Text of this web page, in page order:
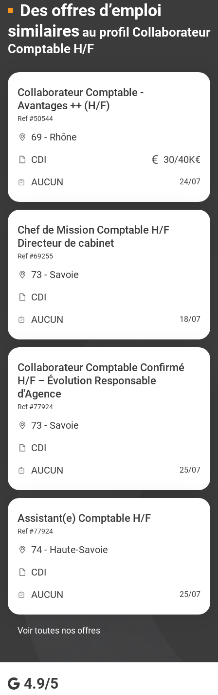
Des offres d’emploi
similaires au profil Collaborateur
Comptable H/F
Collaborateur Comptable -
Avantages ++ (H/F)
Ref #50544
69 - Rhône
CDI
30/40K€
AUCUN
24/07
Chef de Mission Comptable H/F
Directeur de cabinet
Ref #69255
73 - Savoie
CDI
AUCUN
18/07
Collaborateur Comptable Confirmé
H/F – Évolution Responsable
d'Agence
Ref #77924
73 - Savoie
CDI
AUCUN
25/07
Assistant(e) Comptable H/F
Ref #77924
74 - Haute-Savoie
CDI
AUCUN
25/07
Voir toutes nos offres
4.9/5